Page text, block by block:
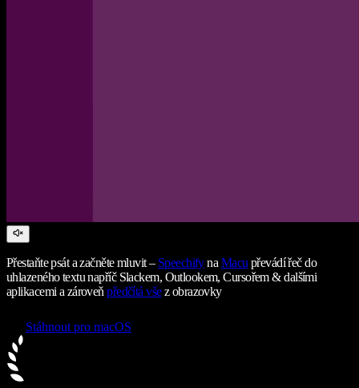
Přestaňte psát a začněte mluvit – Speechifyna Macu převádí řeč do
uhlazeného textu napříč Slackem, Outlookem, Cursořem & dalšími
aplikacemi a zároveňpředčítá všez obrazovky
Stáhnout pro macOS